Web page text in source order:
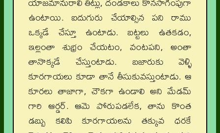
ఉంటాయి. ఐదుగురు చేయాల్సిన పని రాము
ఒక్కడే చేస్తూ ఉంటాడు. బట్టలు ఉతకడం,
ఇల్లంతా శుభ్రం చేయటం, వంటపని, అంతా
తానొక్కడే చేస్తుంటాడు. బజారుకు వెళ్ళి
కూరగాయలు కూడా తానే తీసుకువస్తుంటాడు. ఆ
కూరలు తాజాగా, చౌకగా ఉండాలి అని మేడమ్‌
గారి ఆర్డర్‌. ఆమె పోరుపడలేక, తాను కొంత
డబ్బు కలిపి కూరగాయలను తక్కువ ధరకే